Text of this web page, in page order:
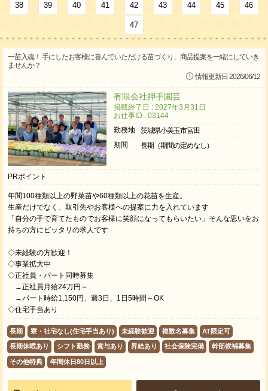
38 39 40 41 42 43 44 45 46
47
一苗入魂！ 手にしたお客様に喜んでいただける苗づくり、商品提案を一緒にしていき
ませんか？
情報更新日 2026/06/12
有限会社押手園芸
掲載終了日 : 2027年3月31日
お仕事ID : 03144
勤務地
茨城県小美玉市宮田
期間
長期（期間の定めなし）
PRポイント
年間100種類以上の野菜苗や60種類以上の花苗を生産。
生産だけでなく、取引先やお客様への提案に力を入れています
「自分の手で育てたものでお客様に笑顔になってもらいたい」そんな思いをお
持ちの方にピッタリの求人です
◇未経験の方歓迎！
◇事業拡大中
◇正社員・パート同時募集
→正社員月給24万円～
→パート時給1,150円、週3日、1日5時間～OK
◇住宅手当あり
長期 寮・社宅なし(住宅手当あり) 未経験歓迎 複数名募集 AT限定可
長期休暇あり シフト勤務 賞与あり 昇給あり 社会保険完備 幹部候補募集
その他特典 年間休日80日以上